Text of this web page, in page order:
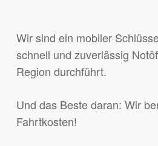
Wir sind ein mobiler
schnell und zuverlässig
Region durchführt.
Und das Beste daran: Wir
Fahrtkosten!